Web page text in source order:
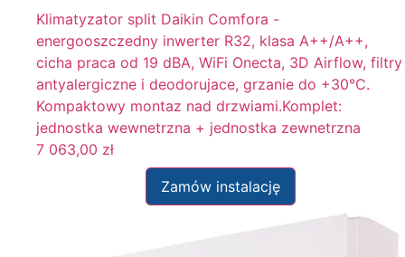
Klimatyzator split Daikin Comfora -
energooszczedny inwerter R32, klasa A++/A++,
cicha praca od 19 dBA, WiFi Onecta, 3D Airflow, filtry
antyalergiczne i deodorujace, grzanie do +30°C.
Kompaktowy montaz nad drzwiami.Komplet:
jednostka wewnetrzna + jednostka zewnetrzna
7 063,00 zł
Zamów instalację